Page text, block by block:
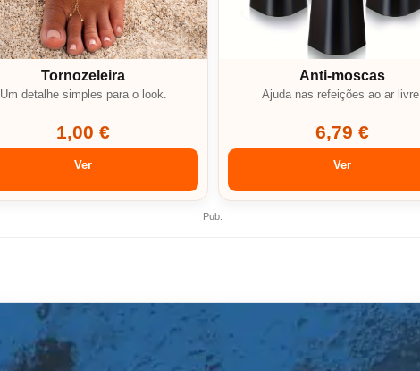
Tornozeleira
Um detalhe simples para o look.
1,00 €
Ver
Anti-moscas
Ajuda nas refeições ao ar livre.
6,79 €
Ver
Pub.